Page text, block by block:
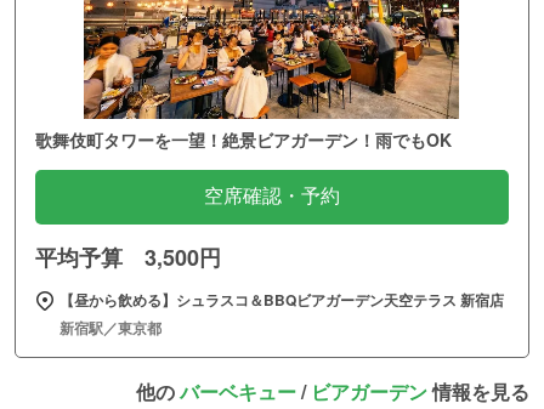
歌舞伎町タワーを一望！絶景ビアガーデン！雨でもOK
空席確認・予約
平均予算 3,500円
【昼から飲める】シュラスコ＆BBQビアガーデン天空テラス 新宿店
新宿駅／東京都
他のバーベキュー/ ビアガーデン情報を見る